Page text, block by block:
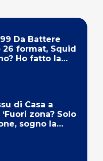
Da Battere
format, Squid
Ho fatto la
di Casa a
zona? Solo
sogno la